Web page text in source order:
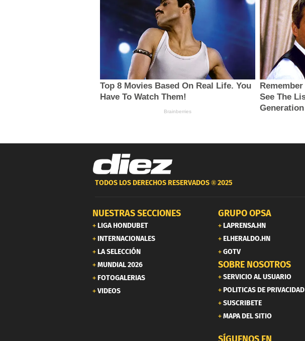
TODOS LOS DERECHOS RESERVADOS ®2025
NUESTRAS SECCIONES
LIGA HONDUBET
INTERNACIONALES
LA SELECCIÓN
MUNDIAL 2026
FOTOGALERIAS
VIDEOS
GRUPO OPSA
LAPRENSA.HN
ELHERALDO.HN
GOTV
SOBRE NOSOTROS
SERVICIO AL USUARIO
POLITICAS DE PRIVACIDAD
SUSCRIBETE
MAPA DEL SITIO